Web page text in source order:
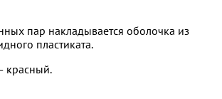
пар накладывается оболочка из
пластиката.
красный.